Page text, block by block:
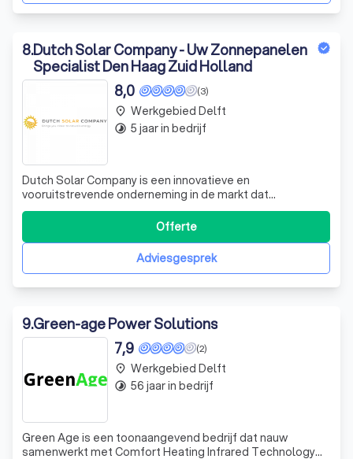
8.Dutch Solar Company - Uw Zonnepanelen
Specialist Den Haag Zuid Holland
(3)
8,0
Dutch Solar Company is een innovatieve en
vooruitstrevende onderneming in de markt dat
hoogwaardig materiaal levert inclusief montage voor een
scherpe prijs. Naast ons uitgebreide assortiment van
zonnestroom producten, bieden we ook deskundig advies
over het beste systeem in uw specifieke situatie.
Adviesgesprek
Offerte
place Werkgebied Delft
timelapse 5 jaar in bedrijf
9.Green-age Power Solutions
(2)
7,9
Green Age is een toonaangevend bedrijf dat nauw
samenwerkt met Comfort Heating Infrared Technology
place Werkgebied Delft
timelapse 56 jaar in bedrijf